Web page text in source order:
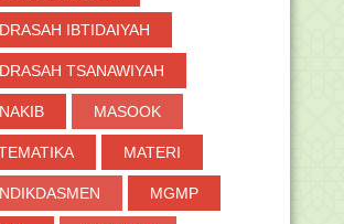
IBTIDAIYAH
TSANAWIYAH
MASOOK
MATERI
MGMP